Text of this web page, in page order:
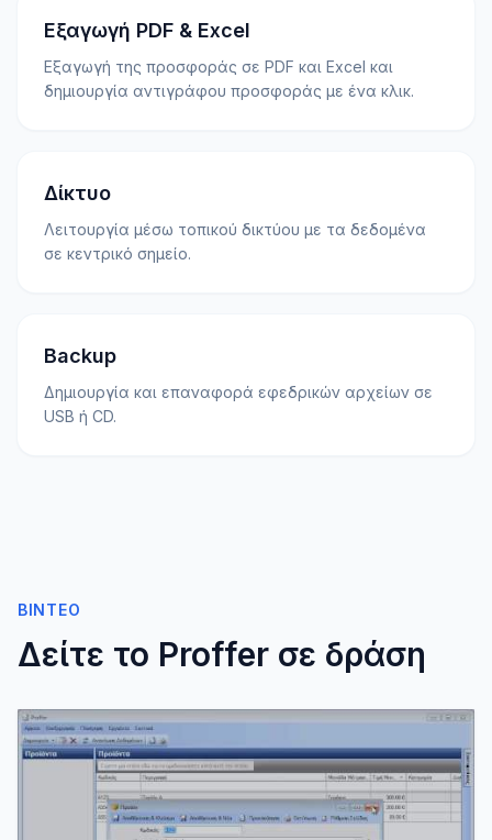
Εξαγωγή PDF & Excel
Εξαγωγή της προσφοράς σε PDF και Excel και
δημιουργία αντιγράφου προσφοράς με ένα κλικ.
Δίκτυο
Λειτουργία μέσω τοπικού δικτύου με τα δεδομένα
σε κεντρικό σημείο.
Backup
Δημιουργία και επαναφορά εφεδρικών αρχείων σε
USB ή CD.
ΒΊΝΤΕΟ
Δείτε το Proffer σε δράση